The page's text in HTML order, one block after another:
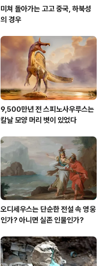
미쳐 돌아가는 고고 중국, 하북성
의 경우
9,500만년 전 스피노사우루스는
칼날 모양 머리 볏이 있었다
오디세우스는 단순한 전설 속 영웅
인가? 아니면 실존 인물인가?